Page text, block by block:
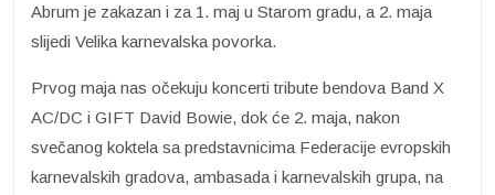
Abrum je zakazan i za 1. maj u Starom gradu, a 2. maja
slijedi Velika karnevalska povorka.
Prvog maja nas očekuju koncerti tribute bendova Band X
AC/DC i GIFT David Bowie, dok će 2. maja, nakon
svečanog koktela sa predstavnicima Federacije evropskih
karnevalskih gradova, ambasada i karnevalskih grupa, na